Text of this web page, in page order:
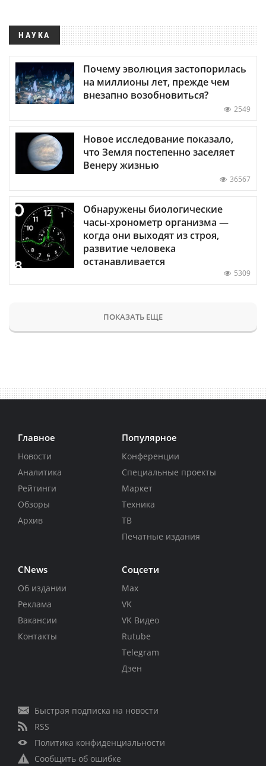
НАУКА
Почему эволюция застопорилась
на миллионы лет, прежде чем
внезапно возобновиться?
2549
Новое исследование показало,
что Земля постепенно заселяет
Венеру жизнью
36567
Обнаружены биологические
часы-хронометр организма —
когда они выходят из строя,
развитие человека
останавливается
5309
ПОКАЗАТЬ ЕЩЕ
Главное
Новости
Аналитика
Рейтинги
Обзоры
Архив
Популярное
Конференции
Специальные проекты
Маркет
Техника
ТВ
Печатные издания
CNews
Об издании
Реклама
Вакансии
Контакты
Соцсети
Max
VK
VK Видео
Rutube
Telegram
Дзен
Быстрая подписка на новости
RSS
Политика конфиденциальности
Сообщить об ошибке